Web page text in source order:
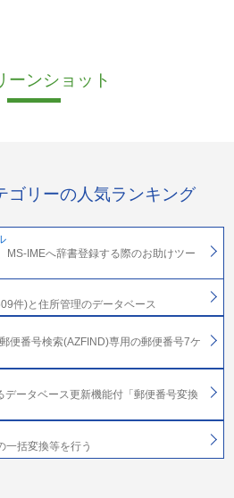
ーンショット
ゴリーの人気ランキング
MS-IMEへ辞書登録する際のお助けツー
件)と住所管理のデータベース
便番号検索(AZFIND)専用の郵便番号7ケ
ータベース更新機能付「郵便番号変換
一括変換等を行う